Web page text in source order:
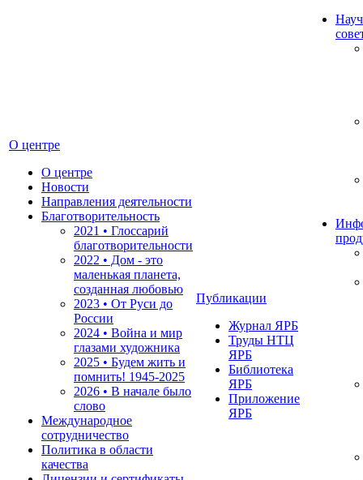
О центре
О центре
Новости
Направления деятельности
Благотворительность
2021 • Глоссарий
благотворительности
2022 • Дом - это
маленькая планета,
созданная любовью
2023 • От Руси до
России
2024 • Война и мир
глазами художника
2025 • Будем жить и
помнить! 1945-2025
2026 • В начале было
слово
Международное
сотрудничество
Политика в области
качества
Публикации
Журнал ЯРБ
Труды НТЦ
ЯРБ
Библиотека
ЯРБ
Приложение
ЯРБ